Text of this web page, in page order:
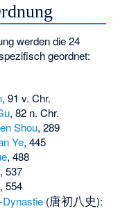
werden die 24
geordnet:
, 91 v. Chr.
, 82 n. Chr.
Shou, 289
Ye, 445
, 488
537
554
Dynastie(唐初八史):